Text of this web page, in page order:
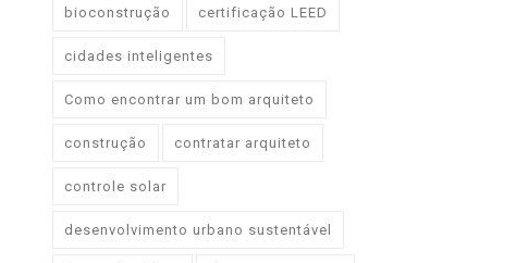
bioconstrução certificação LEED
cidades inteligentes
Como encontrar um bom arquiteto
construção contratar arquiteto
controle solar
desenvolvimento urbano sustentável